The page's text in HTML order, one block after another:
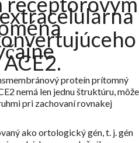
proteín prítomný
nemá len jednu štruktúru, môže
pri zachovaní rovnakej
ako ortologický gén, t. j. gén